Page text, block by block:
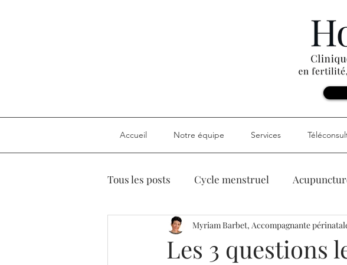
Accueil Notre équipe Services
Tous les posts Cycle menstruel
Ménopause Fertilité Santé générale
Les 3 questions
Myriam Barbet, Accompagnante